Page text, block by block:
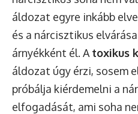
áldozat egyre inkább
és a nárcisztikus
árnyékként él. A toxikus
áldozat úgy érzi, sosem
próbálja kiérdemelni a
elfogadását, ami soha